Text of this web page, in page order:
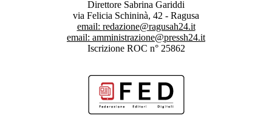
Direttore Sabrina Gariddi
via Felicia Schininà, 42 - Ragusa
email: redazione@ragusah24.it
email: amministrazione@pressh24.it
Iscrizione ROC n° 25862